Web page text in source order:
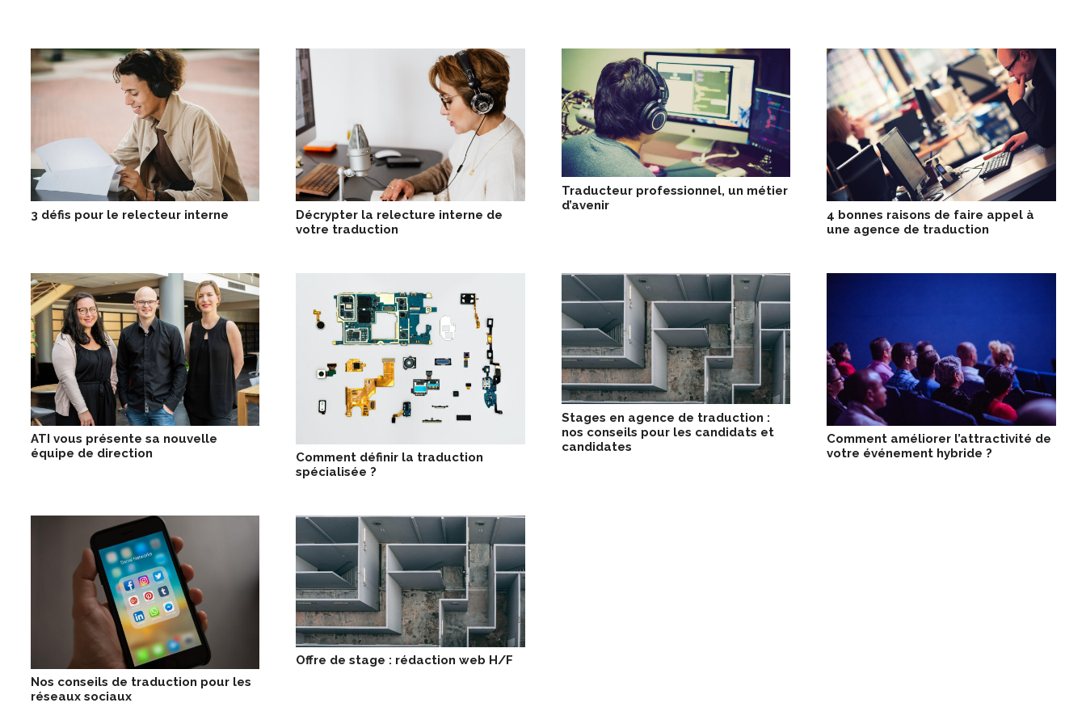
3 défis pour le relecteur interne
Décrypter la relecture interne de
votre traduction
Traducteur professionnel, un métier
d’avenir
4 bonnes raisons de faire appel à
une agence de traduction
ATI vous présente sa nouvelle
équipe de direction
Comment définir la traduction
spécialisée ?
Stages en agence de traduction :
nos conseils pour les candidats et
candidates
Comment améliorer l’attractivité de
votre événement hybride ?
Nos conseils de traduction pour les
réseaux sociaux
Offre de stage : rédaction web H/F